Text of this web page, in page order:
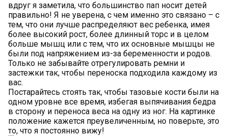
вдруг я заметила, что большинство пап носит детей
правильно! Я не уверена, с чем именно это связано – с
тем, что они лучше распределяют вес ребенка, имея
более высокий рост, более длинный торс и в целом
больше мышц или с тем, что их основные мышцы не
были под напряжением из-за беременности и родов.
Только не забывайте отрегулировать ремни и
застежки так, чтобы переноска подходила каждому из
вас.
Постарайтесь стоять так, чтобы тазовые кости были на
одном уровне все время, избегая выпячивания бедра
в сторону и переноса веса на одну из ног. На картинке
положение кажется преувеличенным, но поверьте, это
то, что я постоянно вижу!